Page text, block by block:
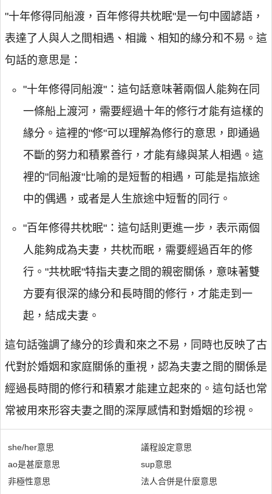
"十年修得同船渡，百年修得共枕眠"是一句中國諺語，
表達了人與人之間相遇、相識、相知的緣分和不易。這
句話的意思是：
"十年修得同船渡"：這句話意味著兩個人能夠在同
一條船上渡河，需要經過十年的修行才能有這樣的
緣分。這裡的"修"可以理解為修行的意思，即通過
不斷的努力和積累善行，才能有緣與某人相遇。這
裡的"同船渡"比喻的是短暫的相遇，可能是指旅途
中的偶遇，或者是人生旅途中短暫的同行。
"百年修得共枕眠"：這句話則更進一步，表示兩個
人能夠成為夫妻，共枕而眠，需要經過百年的修
行。"共枕眠"特指夫妻之間的親密關係，意味著雙
方要有很深的緣分和長時間的修行，才能走到一
起，結成夫妻。
這句話強調了緣分的珍貴和來之不易，同時也反映了古
代對於婚姻和家庭關係的重視，認為夫妻之間的關係是
經過長時間的修行和積累才能建立起來的。這句話也常
常被用來形容夫妻之間的深厚感情和對婚姻的珍視。
she/her意思
ao是甚麼意思
非極性意思
議程設定意思
sup意思
法人合併是什麼意思